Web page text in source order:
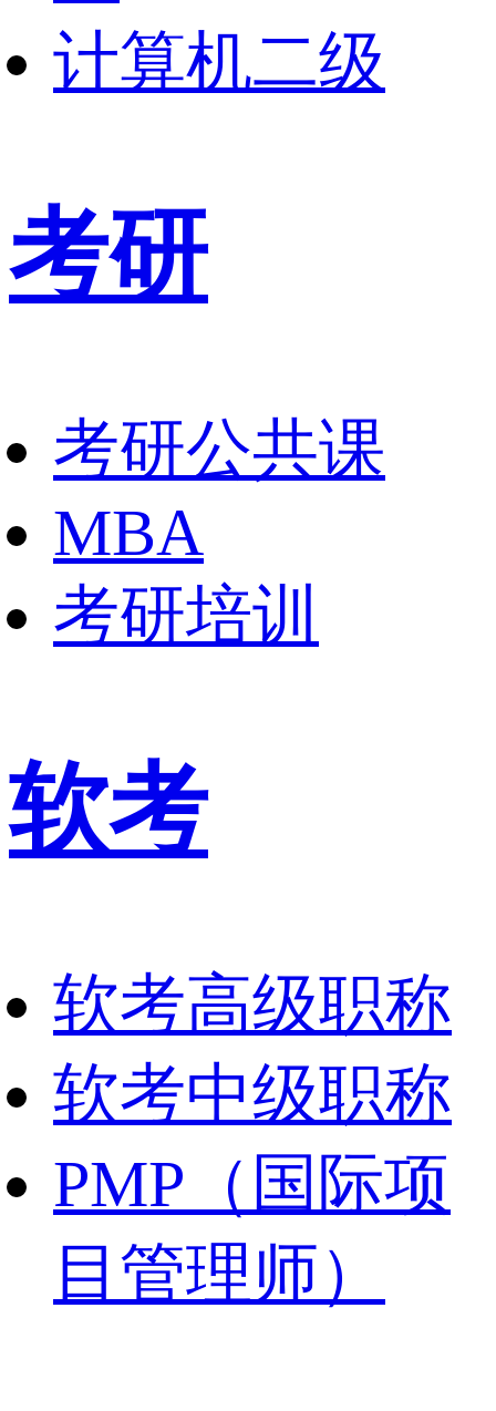
计算机二级
考研
考研公共课
MBA
考研培训
软考
软考高级职称
软考中级职称
PMP（国际项
目管理师）